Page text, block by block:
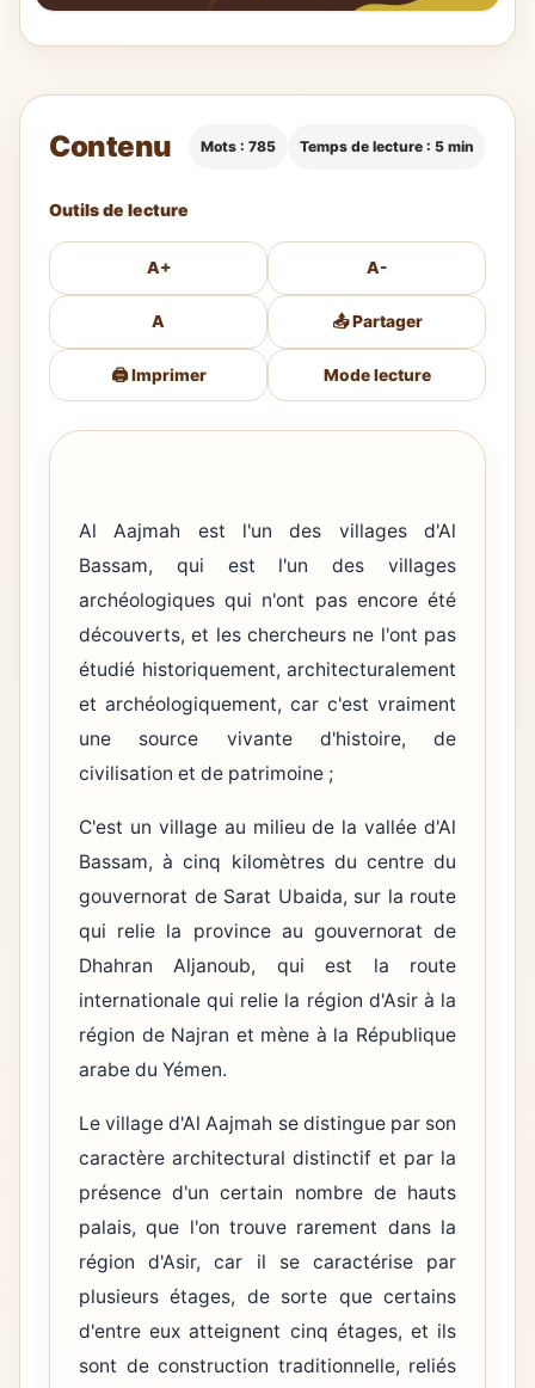
Contenu Mots : 785 Temps de lecture : 5 min
Outils de lecture
A+ A-
A 📤 Partager
🖨️ Imprimer Mode lecture
Al Aajmah est l'un des villages d'Al
Bassam, qui est l'un des villages
archéologiques qui n'ont pas encore été
découverts, et les chercheurs ne l'ont pas
étudié historiquement, architecturalement
et archéologiquement, car c'est vraiment
une source vivante d'histoire, de
civilisation et de patrimoine ;
C'est un village au milieu de la vallée d'Al
Bassam, à cinq kilomètres du centre du
gouvernorat de Sarat Ubaida, sur la route
qui relie la province au gouvernorat de
Dhahran Aljanoub, qui est la route
internationale qui relie la région d'Asir à la
région de Najran et mène à la République
arabe du Yémen.
Le village d'Al Aajmah se distingue par son
caractère architectural distinctif et par la
présence d'un certain nombre de hauts
palais, que l'on trouve rarement dans la
région d'Asir, car il se caractérise par
plusieurs étages, de sorte que certains
d'entre eux atteignent cinq étages, et ils
sont de construction traditionnelle, reliés